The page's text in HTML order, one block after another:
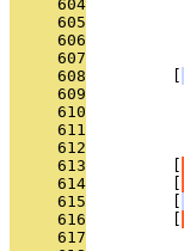
     604
     605
     606
     607
     608
     609
     610
     611
     612
     613
     614
     615
     616
     617